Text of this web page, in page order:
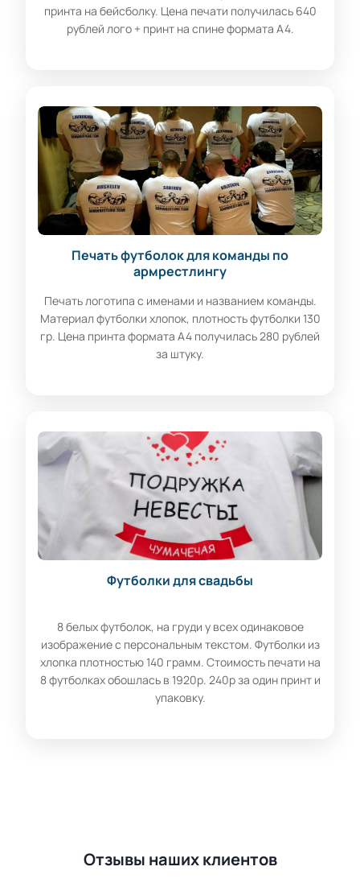
принта на бейсболку. Цена печати получилась 640
рублей лого + принт на спине формата А4.
Печать футболок для команды по
армрестлингу
Печать логотипа с именами и названием команды.
Материал футболки хлопок, плотность футболки 130
гр. Цена принта формата А4 получилась 280 рублей
за штуку.
Футболки для свадьбы
8 белых футболок, на груди у всех одинаковое
изображение с персональным текстом. Футболки из
хлопка плотностью 140 грамм. Стоимость печати на
8 футболках обошлась в 1920р. 240р за один принт и
упаковку.
Отзывы наших клиентов